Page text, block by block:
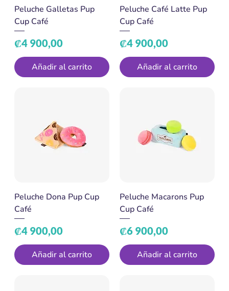
Peluche Galletas Pup
Cup Café
Precio
₡4 900,00
Añadir al carrito
Peluche Café Latte Pup
Cup Café
Precio
₡4 900,00
Añadir al carrito
Peluche Dona Pup Cup
Café
Precio
₡4 900,00
Añadir al carrito
Peluche Macarons Pup
Cup Café
Precio
₡6 900,00
Añadir al carrito